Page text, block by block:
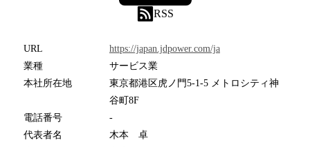
RSS
URL
https://japan.jdpower.com/ja
業種
サービス業
本社所在地
東京都港区虎ノ門5-1-5 メトロシティ神
谷町8F
電話番号
-
代表者名
木本 卓